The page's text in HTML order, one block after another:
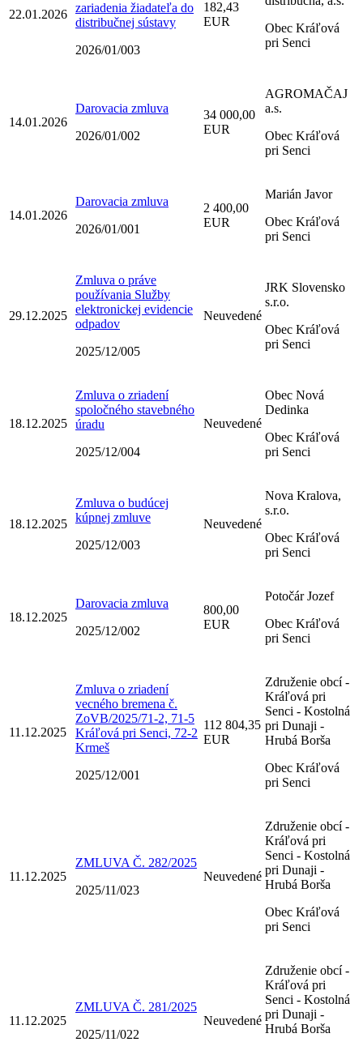
22.01.2026 zariadenia žiadateľa do
distribučnej sústavy
2026/01/003
182,43
EUR
Obec Kráľová
pri Senci
14.01.2026
Darovacia zmluva
2026/01/002
34 000,00
EUR
AGROMAČAJ
a.s.
Obec Kráľová
pri Senci
14.01.2026
Darovacia zmluva
2026/01/001
2 400,00
EUR
Marián Javor
Obec Kráľová
pri Senci
29.12.2025
Zmluva o práve
používania Služby
elektronickej evidencie
odpadov
2025/12/005
Neuvedené
JRK Slovensko
s.r.o.
Obec Kráľová
pri Senci
18.12.2025
Zmluva o zriadení
spoločného stavebného
úradu
2025/12/004
Neuvedené
Obec Nová
Dedinka
Obec Kráľová
pri Senci
18.12.2025
Zmluva o budúcej
kúpnej zmluve
2025/12/003
Neuvedené
Nova Kralova,
s.r.o.
Obec Kráľová
pri Senci
18.12.2025
Darovacia zmluva
2025/12/002
800,00
EUR
Potočár Jozef
Obec Kráľová
pri Senci
11.12.2025
Zmluva o zriadení
vecného bremena č.
ZoVB/2025/71-2, 71-5
Kráľová pri Senci, 72-2
Krmeš
2025/12/001
112 804,35
EUR
Združenie obcí -
Kráľová pri
Senci - Kostolná
pri Dunaji -
Hrubá Borša
Obec Kráľová
pri Senci
11.12.2025
ZMLUVA Č. 282/2025
2025/11/023
Neuvedené
Združenie obcí -
Kráľová pri
Senci - Kostolná
pri Dunaji -
Hrubá Borša
Obec Kráľová
pri Senci
11.12.2025
ZMLUVA Č. 281/2025
2025/11/022
Neuvedené
Združenie obcí -
Kráľová pri
Senci - Kostolná
pri Dunaji -
Hrubá Borša